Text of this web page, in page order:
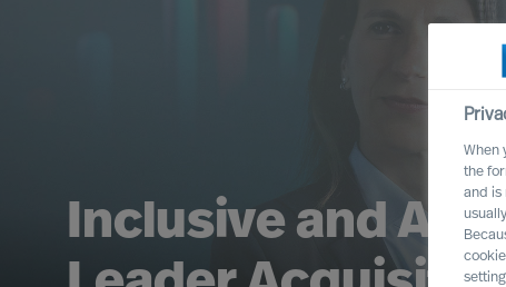
Open the door to
When
the
and is